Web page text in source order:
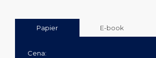
Papier E-book
Cena: